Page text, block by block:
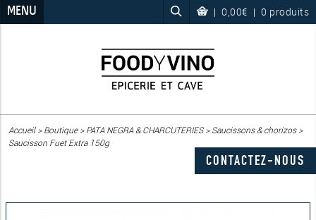
MENU | 0,00€ | 0 produits
Accueil>Boutique>PATA NEGRA & CHARCUTERIES>Saucissons & chorizos>
Saucisson Fuet Extra 150g
CONTACTEZ-NOUS